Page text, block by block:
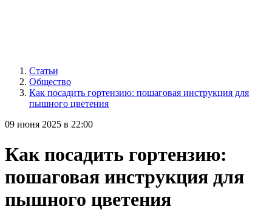
Статьи
Общество
Как посадить гортензию: пошаговая инструкция для
пышного цветения
09 июня 2025 в 22:00
Как посадить гортензию:
пошаговая инструкция для
пышного цветения